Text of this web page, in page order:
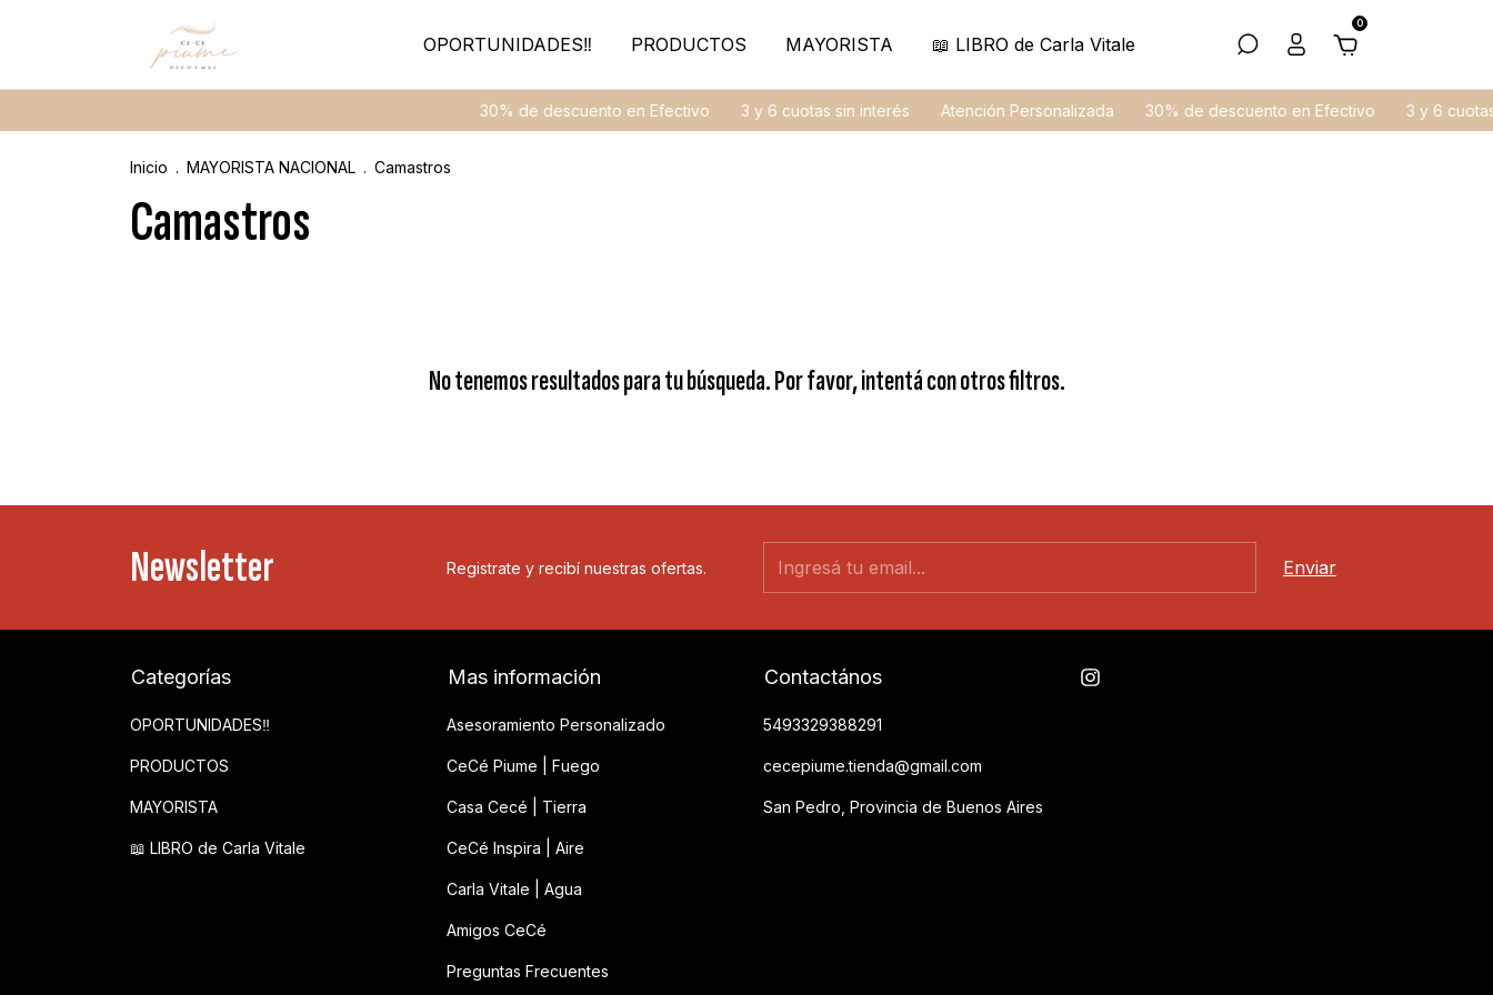
OPORTUNIDADES‼️ PRODUCTOS MAYORISTA 📖 LIBRO de Carla Vitale
0
30% de descuento en Efectivo 3 y 6 cuotas sin interés Atención Personalizada 30% de descuento en Efectivo 3 y 6 cuotas sin
Inicio . MAYORISTA NACIONAL . Camastros
Camastros
No tenemos resultados para tu búsqueda. Por favor, intentá con otros filtros.
Newsletter Registrate y recibí nuestras ofertas.
Categorías
OPORTUNIDADES‼️
PRODUCTOS
MAYORISTA
📖 LIBRO de Carla Vitale
Mas información
Asesoramiento Personalizado
CeCé Piume | Fuego
Casa Cecé | Tierra
CeCé Inspira | Aire
Carla Vitale | Agua
Amigos CeCé
Preguntas Frecuentes
Contactános
5493329388291
cecepiume.tienda@gmail.com
San Pedro, Provincia de Buenos Aires